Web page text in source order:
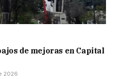
de mejoras en Capital
2026